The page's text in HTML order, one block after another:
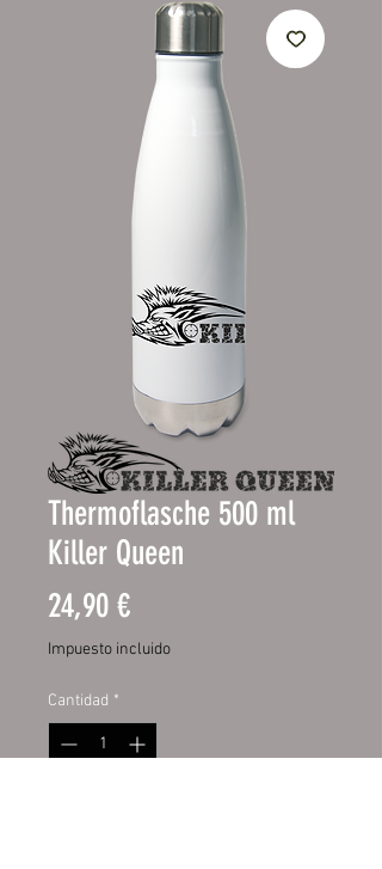
Thermoflasche 500 ml
Killer Queen
24,90 €Precio
Impuesto incluido
Cantidad *